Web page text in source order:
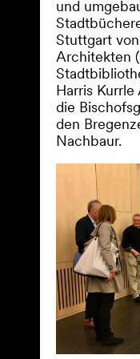
und
Stuttgart
Architekten
Harris
die
den
Nachbaur.